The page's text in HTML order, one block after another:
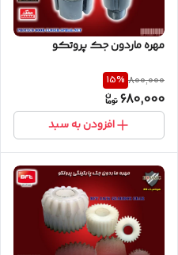
مهره ماردون جک پروتکو
800,000
15%
680,000
افزودن به سبد